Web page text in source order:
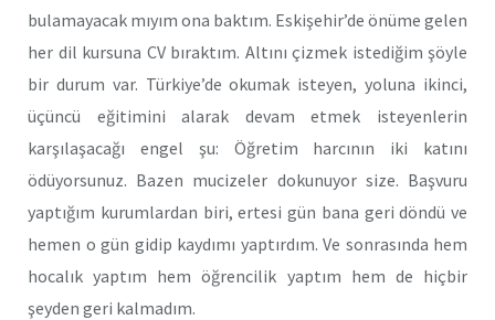
bulamayacak mıyım ona baktım. Eskişehir’de önüme gelen
her dil kursuna CV bıraktım. Altını çizmek istediğim şöyle
bir durum var. Türkiye’de okumak isteyen, yoluna ikinci,
üçüncü eğitimini alarak devam etmek isteyenlerin
karşılaşacağı engel şu: Öğretim harcının iki katını
ödüyorsunuz. Bazen mucizeler dokunuyor size. Başvuru
yaptığım kurumlardan biri, ertesi gün bana geri döndü ve
hemen o gün gidip kaydımı yaptırdım. Ve sonrasında hem
hocalık yaptım hem öğrencilik yaptım hem de hiçbir
şeyden geri kalmadım.